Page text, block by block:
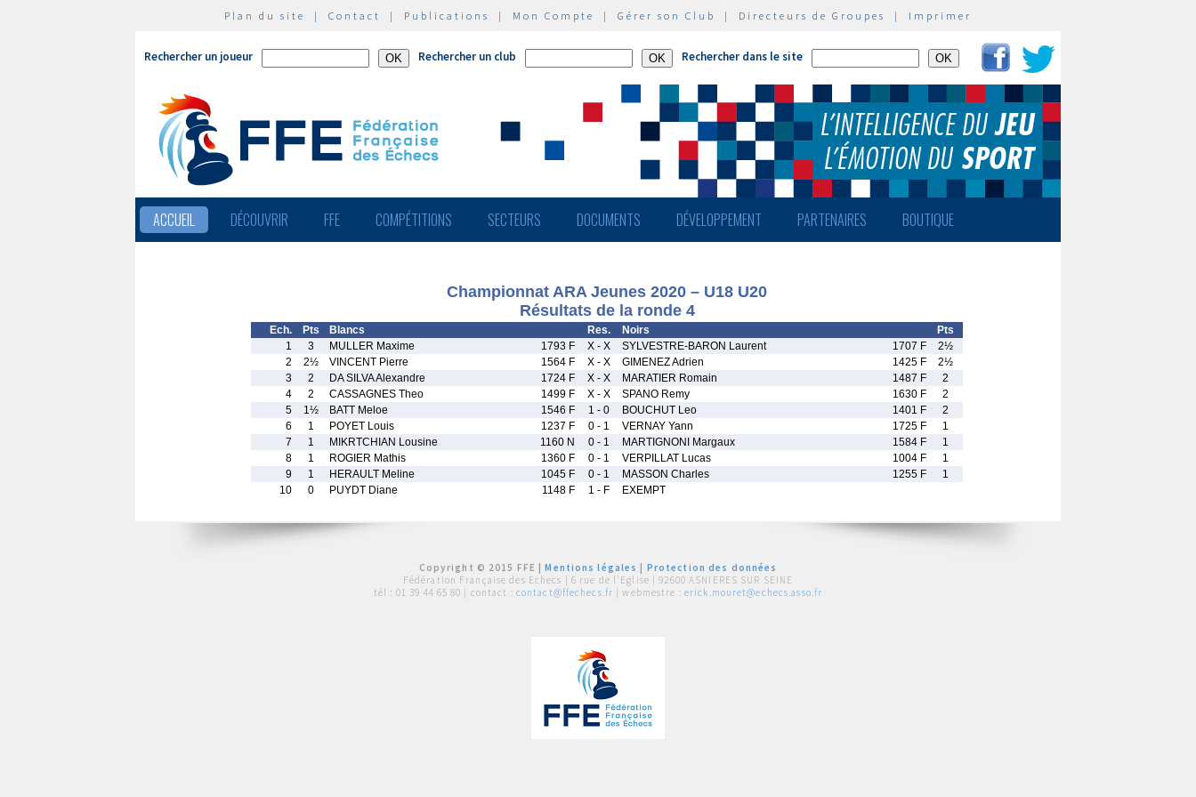
Plan du site | Contact | Publications | Mon Compte | Gérer son Club | Directeurs de Groupes | Imprimer
Rechercher un joueur Rechercher un club Rechercher dans le site
ACCUEIL DÉCOUVRIR FFE COMPÉTITIONS SECTEURS DOCUMENTS DÉVELOPPEMENT PARTENAIRES BOUTIQUE
Championnat ARA Jeunes 2020 – U18 U20
Résultats de la ronde 4
Ech. Pts Blancs Res. Noirs
Pts
1
3 MULLER Maxime 1793 F X - X SYLVESTRE-BARON Laurent 1707 F
2½
2
2½ VINCENT Pierre 1564 F X - X GIMENEZ Adrien 1425 F
2½
3
2 DA SILVA Alexandre 1724 F X - X MARATIER Romain 1487 F
2
4
2 CASSAGNES Theo 1499 F X - X SPANO Remy 1630 F
2
5
1½ BATT Meloe 1546 F 1 - 0 BOUCHUT Leo 1401 F
2
6
1 POYET Louis 1237 F 0 - 1 VERNAY Yann 1725 F
1
7
1 MIKRTCHIAN Lousine 1160 N 0 - 1 MARTIGNONI Margaux 1584 F
1
8
1 ROGIER Mathis 1360 F 0 - 1 VERPILLAT Lucas 1004 F
1
9
1 HERAULT Meline 1045 F 0 - 1 MASSON Charles 1255 F
1
10
0 PUYDT Diane 1148 F 1 - F EXEMPT
Copyright © 2015 FFE |Mentions légales
Protection des données
Fédération Française des Echecs | 6 rue de l'Eglise | 92600 ASNIERES SUR SEINE
tél : 01 39 44 65 80 | contact : contact@ffechecs.fr | webmestre : erick.mouret@echecs.asso.fr